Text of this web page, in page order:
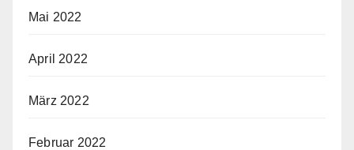
Mai 2022
April 2022
März 2022
Februar 2022